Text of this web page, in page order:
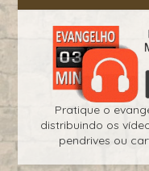
Pratique o
distribuindo os
pendrives ou